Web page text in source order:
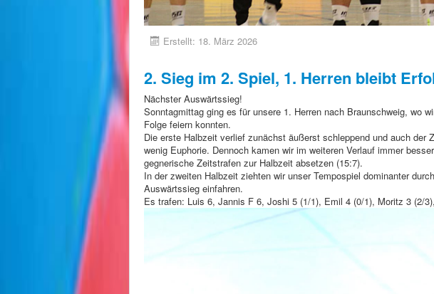
Erstellt: 18. März 2026
2. Sieg im 2. Spiel, 1. Herren bleibt
Nächster Auswärtssieg!
Sonntagmittag ging es für unsere 1. Herren nach Braunschweig, wo
Folge feiern konnten.
Die erste Halbzeit verlief zunächst äußerst schleppend und auch der
wenig Euphorie. Dennoch kamen wir im weiteren Verlauf immer
gegnerische Zeitstrafen zur Halbzeit absetzen (15:7).
In der zweiten Halbzeit ziehten wir unser Tempospiel dominanter
Auswärtssieg einfahren.
Es trafen: Luis 6, Jannis F 6, Joshi 5 (1/1), Emil 4 (0/1), Moritz 3 (2/